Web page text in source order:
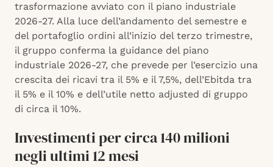
trasformazione avviato con il piano industriale
2026-27. Alla luce dell’andamento del semestre e
del portafoglio ordini all’inizio del terzo trimestre,
il gruppo conferma la guidance del piano
industriale 2026-27, che prevede per l’esercizio una
crescita dei ricavi tra il 5% e il 7,5%, dell’Ebitda tra
il 5% e il 10% e dell’utile netto adjusted di gruppo
di circa il 10%.
Investimenti per circa 140 milioni
negli ultimi 12 mesi